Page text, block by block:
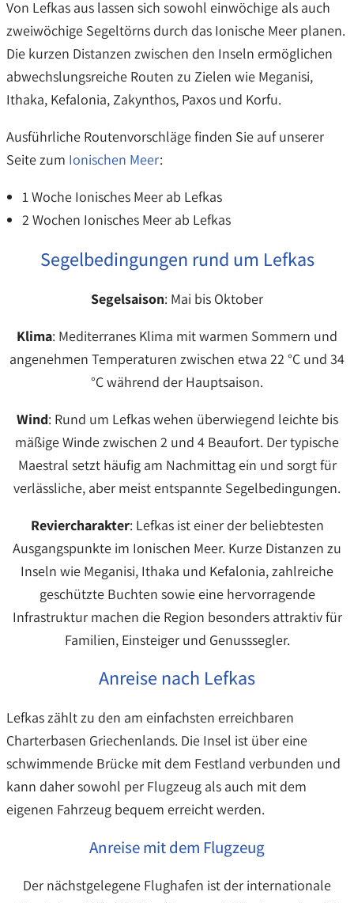
Von Lefkas aus lassen sich sowohl einwöchige als auch
zweiwöchige Segeltörns durch das Ionische Meer planen.
Die kurzen Distanzen zwischen den Inseln ermöglichen
abwechslungsreiche Routen zu Zielen wie Meganisi,
Ithaka, Kefalonia, Zakynthos, Paxos und Korfu.
Ausführliche Routenvorschläge finden Sie auf unserer
Seite zum Ionischen Meer:
1 Woche Ionisches Meer ab Lefkas
2 Wochen Ionisches Meer ab Lefkas
Segelbedingungen rund um Lefkas
Segelsaison: Mai bis Oktober
Klima: Mediterranes Klima mit warmen Sommern und
angenehmen Temperaturen zwischen etwa 22 °C und 34
°C während der Hauptsaison.
Wind: Rund um Lefkas wehen überwiegend leichte bis
mäßige Winde zwischen 2 und 4 Beaufort. Der typische
Maestral setzt häufig am Nachmittag ein und sorgt für
verlässliche, aber meist entspannte Segelbedingungen.
Reviercharakter: Lefkas ist einer der beliebtesten
Ausgangspunkte im Ionischen Meer. Kurze Distanzen zu
Inseln wie Meganisi, Ithaka und Kefalonia, zahlreiche
geschützte Buchten sowie eine hervorragende
Infrastruktur machen die Region besonders attraktiv für
Familien, Einsteiger und Genusssegler.
Anreise nach Lefkas
Lefkas zählt zu den am einfachsten erreichbaren
Charterbasen Griechenlands. Die Insel ist über eine
schwimmende Brücke mit dem Festland verbunden und
kann daher sowohl per Flugzeug als auch mit dem
eigenen Fahrzeug bequem erreicht werden.
Anreise mit dem Flugzeug
Der nächstgelegene Flughafen ist der internationale